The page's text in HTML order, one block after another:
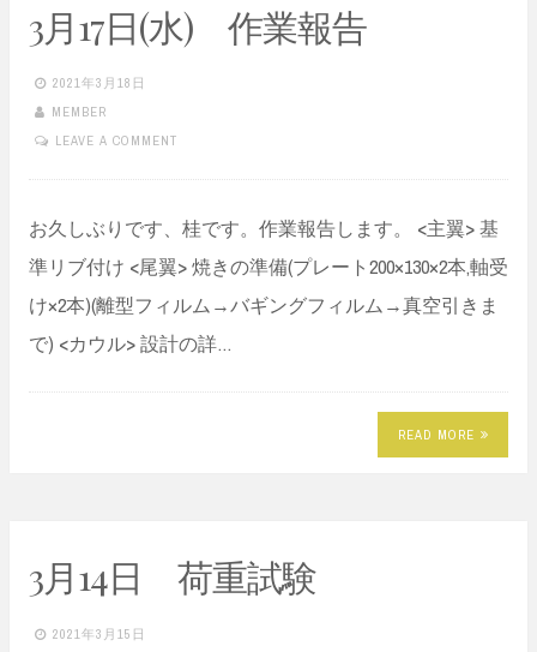
3月17日(水) 作業報告
2021年3月18日
MEMBER
LEAVE A COMMENT
お久しぶりです、桂です。作業報告します。 <主翼> 基
準リブ付け <尾翼> 焼きの準備(プレート200×130×2本,軸受
け×2本)(離型フィルム→バギングフィルム→真空引きま
で) <カウル> 設計の詳…
READ MORE
3月14日 荷重試験
2021年3月15日